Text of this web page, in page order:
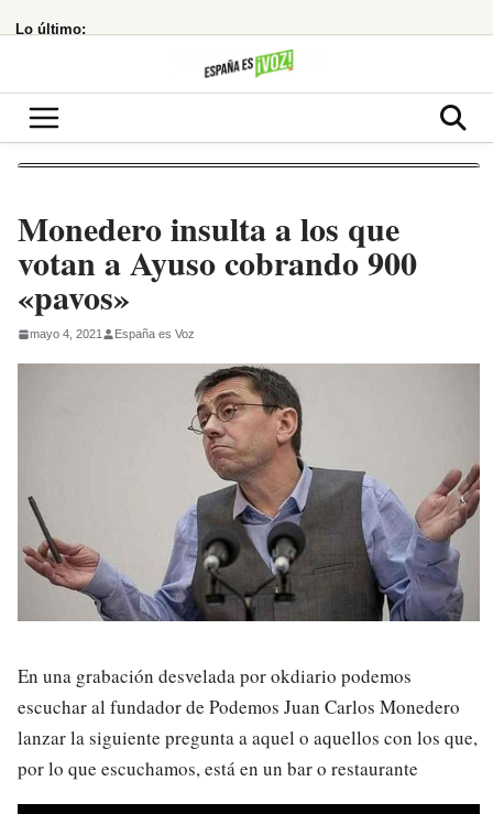
al Lo último:
Monedero insulta a los que
votan a Ayuso cobrando 900
«pavos»
mayo 4, 2021 España es Voz
En una grabación desvelada por okdiario podemos
escuchar al fundador de Podemos Juan Carlos Monedero
lanzar la siguiente pregunta a aquel o aquellos con los que,
por lo que escuchamos, está en un bar o restaurante